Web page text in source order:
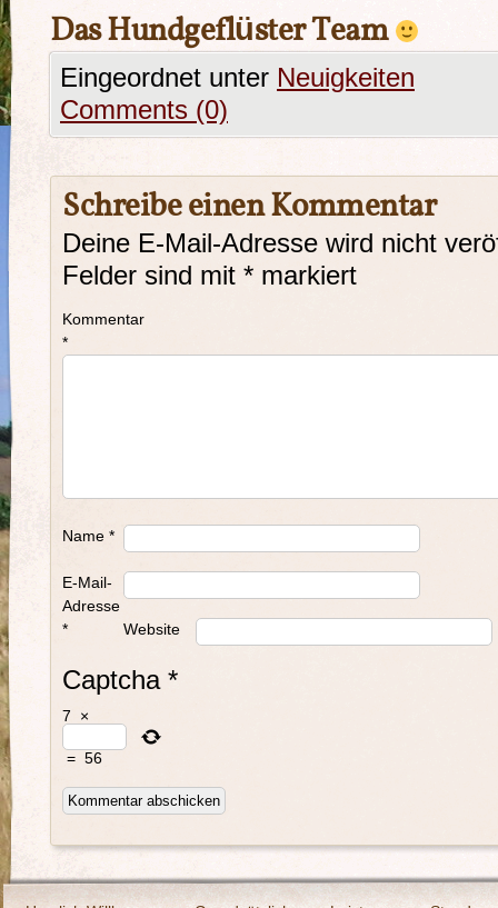
Das Hundgeflüster Team
Eingeordnet unter Neuigkeiten
Comments (0)
Schreibe einen Kommentar
Deine E-Mail-Adresse wird nicht
Felder sind mit * markiert
Kommentar
*
Name *
E-Mail-
Adresse
*
Website
Captcha*
7 ×
= 56